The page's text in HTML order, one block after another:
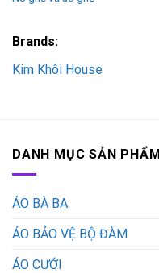
Brands:
Kim Khôi House
DANH MỤC SẢN PHẨM
ÁO BÀ BA
ÁO BẢO VỆ BỘ ĐÀM
ÁO CƯỚI